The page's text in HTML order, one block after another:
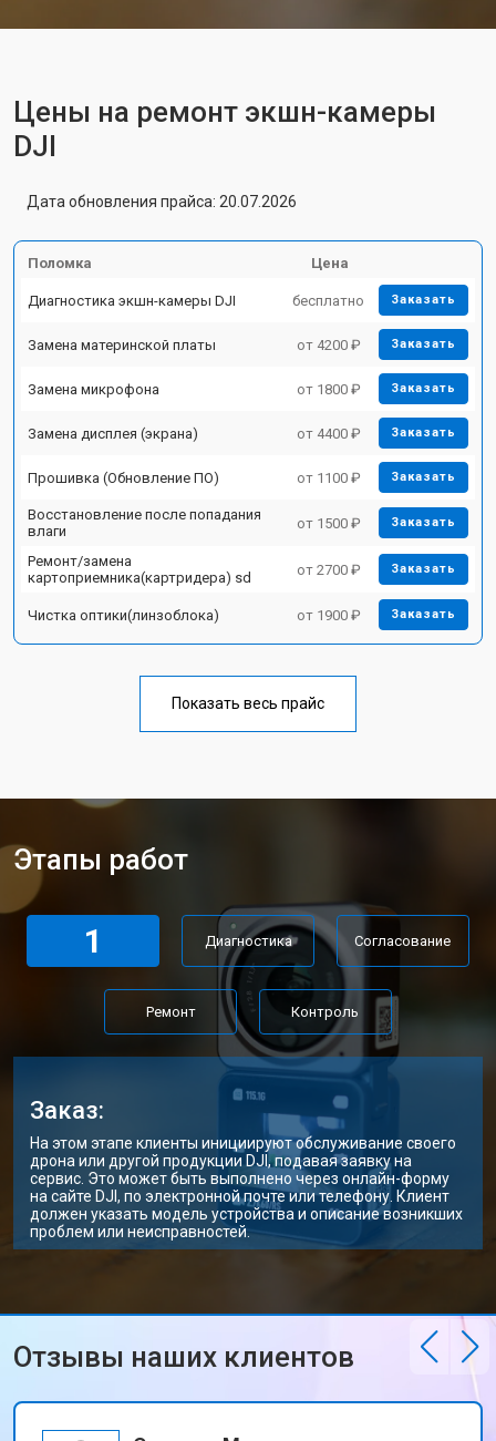
Цены на ремонт экшн-камеры
DJI
Дата обновления прайса: 20.07.2026
Поломка Цена
Диагностика экшн-камеры DJI бесплатно Заказать
Замена материнской платы от 4200 ₽ Заказать
Замена микрофона от 1800 ₽ Заказать
Замена дисплея (экрана) от 4400 ₽ Заказать
Прошивка (Обновление ПО) от 1100 ₽ Заказать
Восстановление после попадания
влаги
от 1500 ₽ Заказать
Ремонт/замена
картоприемника(картридера) sd
от 2700 ₽ Заказать
Чистка оптики(линзоблока) от 1900 ₽ Заказать
Показать весь прайс
Этапы работ
1 Диагностика Согласование
Ремонт Контроль
Заказ:
На этом этапе клиенты инициируют обслуживание своего
дрона или другой продукции DJI, подавая заявку на
сервис. Это может быть выполнено через онлайн-форму
на сайте DJI, по электронной почте или телефону. Клиент
должен указать модель устройства и описание возникших
проблем или неисправностей.
Отзывы наших клиентов